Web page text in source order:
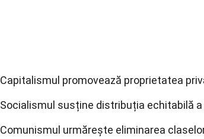
Capitalismul promovează proprietatea
Socialismul susține distribuția echitabilă
Comunismul urmărește eliminarea